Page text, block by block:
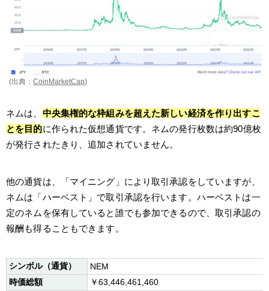
(出典： CoinMarketCap)
ネムは、 中央集権的な枠組みを超えた新しい経済を作り出すこ
とを目的に作られた仮想通貨です。ネムの発行枚数は約90億枚
が発行されたきり、追加されていません。
他の通貨は、「マイニング」により取引承認をしていますが、
ネムは「ハーベスト」で取引承認を行います。ハーベストは一
定のネムを保有していると誰でも参加できるので、取引承認の
報酬も得ることもできます。
シンボル（通貨）
NEM
時価総額
￥63,446,461,460